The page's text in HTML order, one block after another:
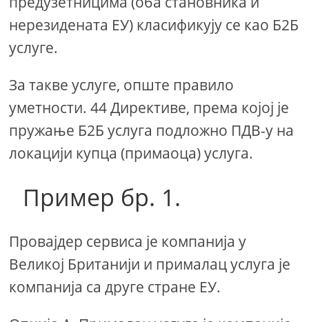
нерезидената ЕУ) класификују се као Б2Б
услуге.
За такве услуге, опште правило
уметности. 44 Директиве, према којој је
пружање Б2Б услуга подложно ПДВ-у на
локацији купца (примаоца) услуга.
Пример бр. 1.
Провајдер сервиса је компанија у
Великој Британији и прималац услуга је
компанија са друге стране ЕУ.